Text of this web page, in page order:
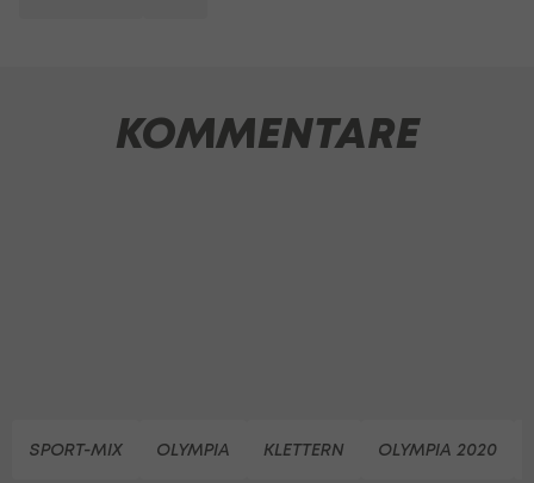
KOMMENTARE
SPORT-MIX OLYMPIA KLETTERN OLYMPIA 2020